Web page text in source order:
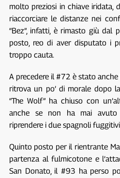
molto preziosi in chiave iridata,
riaccorciare le distanze nei
“Bez”, infatti, è rimasto giù dal
posto, reo di aver disputato i
troppo cauta.
A precedere il #72 è stato anche
ritrova un po’ di morale dopo
“The Wolf” ha chiuso con
anche se non ha mai
riprendere i due spagnoli
Quinto posto per il rientrante
partenza al fulmicotone e
San Donato, il #93 ha perso